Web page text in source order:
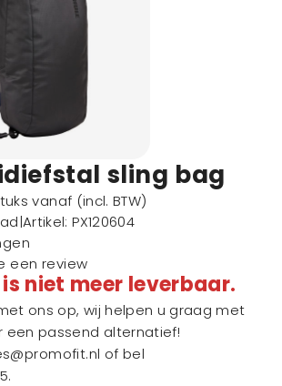
sling bag
vanaf (incl. BTW)
|Artikel: PX120604
een review
niet meer leverbaar.
ons op, wij helpen u graag met
een passend alternatief!
of bel
.